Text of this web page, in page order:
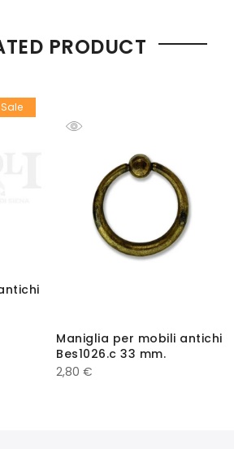
PRODUCT
Sale
Maniglia per mobili antichi
Bes1026.c 33 mm.
2,80 €